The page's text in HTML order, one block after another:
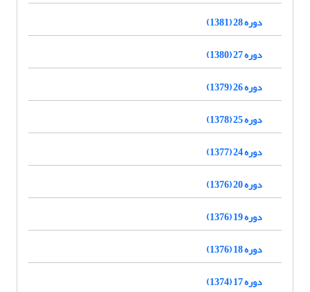
دوره 28 (1381)
دوره 27 (1380)
دوره 26 (1379)
دوره 25 (1378)
دوره 24 (1377)
دوره 20 (1376)
دوره 19 (1376)
دوره 18 (1376)
دوره 17 (1374)